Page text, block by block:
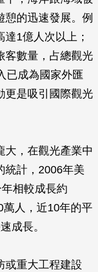
憩的迅速發展。例
1億人次以上；
客數量，占總觀光
已成為國家外匯
更是吸引國際觀光
大，在觀光產業中
統計，2006年美
相較成長約
人，近10年的平
成長。
或重大工程建設